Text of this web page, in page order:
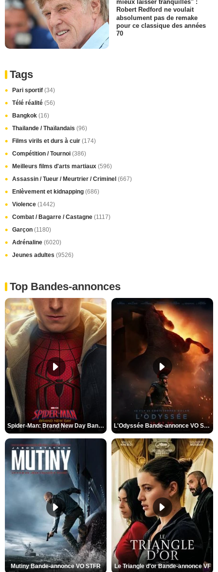
mieux laisser tranquilles" :
Robert Redford ne voulait
absolument pas de remake
pour ce classique des années
70
Tags
Pari sportif (34)
Télé réalité (56)
Bangkok (16)
Thailande / Thaïlandais (96)
Films virils et durs à cuir (174)
Compétition / Tournoi (386)
Meilleurs films d'arts martiaux (596)
Assassin / Tueur / Meurtrier / Criminel (667)
Enlèvement et kidnapping (686)
Violence (1442)
Combat / Bagarre / Castagne (1117)
Garçon (1180)
Adrénaline (6020)
Jeunes adultes (9526)
Top Bandes-annonces
Spider-Man: Brand New Day Bande-annonce VO STFR L'Odyssée Bande-annonce VO STFR
Mutiny Bande-annonce VO STFR Le Triangle d'or Bande-annonce VF